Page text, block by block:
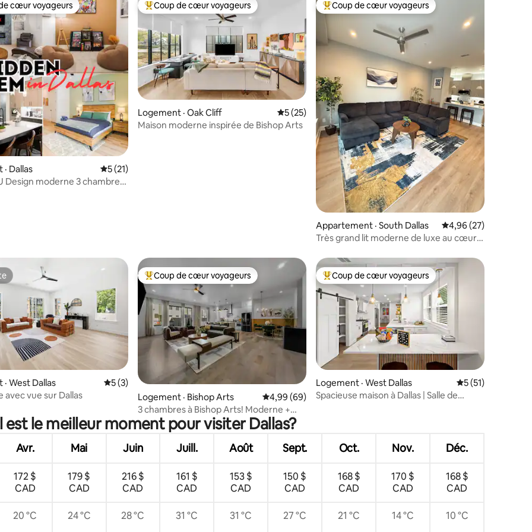
sur 5, 13 commentaires
cœur voyageurs parmi les plus aimés
cœur voyageurs
Dallas Note moyenne de 5 sur 5, 21 commentaires
5 (21)
Design moderne 3 chambres
Coup de cœur voyageurs parmi les plus aimés
Coup de cœur voyageurs
Logement · Oak Cliff Note moyenne de 5 sur 5, 25 commentaires
5 (25)
Maison moderne inspirée de Bishop Arts
Coup de cœur voyageurs parmi les plus aimés
Coup de cœur voyageurs
Appartement · South Dallas Note moyenne de
4,96 (27)
Très grand lit moderne de luxe au cœur
5, 141 commentaires
West Dallas Note moyenne de 5 sur 5, 3 commentaires
5 (3)
avec vue sur Dallas
Coup de cœur voyageurs parmi les plus aimés
Coup de cœur voyageurs
Logement · Bishop Arts Note moyenne de 4,99 sur 5, 69 commentaires
4,99 (69)
3 chambres à Bishop Arts! Moderne +
toit-terrasse + vues + magasinage!
Coup de cœur voyageurs parmi les plus aimés
Coup de cœur voyageurs
Logement · West Dallas Note moyenne
5 (51)
Spacieuse maison à Dallas | Salle de
est le meilleur moment pour visiter Dallas?
Avr. Mai Juin Juill. Août Sept. Oct. Nov. Déc.
172 $
CAD
179 $
CAD
216 $
CAD
161 $
CAD
153 $
CAD
150 $
CAD
168 $
CAD
170 $
CAD
168 $
CAD
20 °C 24 °C 28 °C 31 °C 31 °C 27 °C 21 °C 14 °C 10 °C